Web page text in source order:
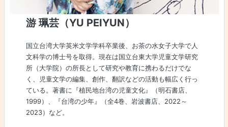
游 珮芸（YU PEIYUN）
国立台湾大学英米文学学科卒業後、お茶の水女子大学で人
文科学の博士号を取得。現在は国立台東大学児童文学研究
所（大学院）の所長として研究や教育に携わるだけでな
く、児童文学の編集、創作、翻訳などの活動も幅広く行っ
ている。著書に『植民地台湾の児童文化』（明石書店、
1999）、『台湾の少年』（全4巻、岩波書店、2022～
2023）など。